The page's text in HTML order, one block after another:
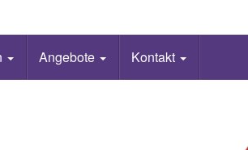
Angebote Kontakt